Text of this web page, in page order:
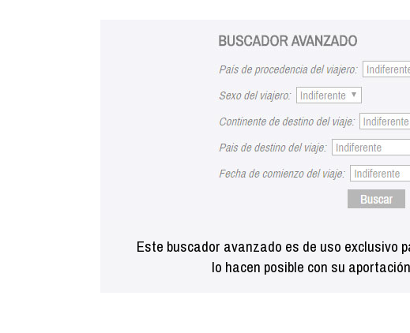
Este buscador avanzado es de uso exclusivo
lo hacen posible con su